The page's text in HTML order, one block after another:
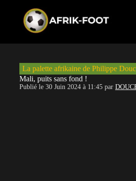
La palette afrikaine de Philippe
Mali, puits sans fond !
Publié le 30 Juin 2024 à 11:45 par